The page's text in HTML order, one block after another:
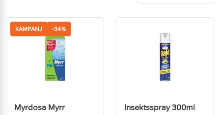
KAMPANJ -34%
Myrdosa Myrr Insektsspray 300ml